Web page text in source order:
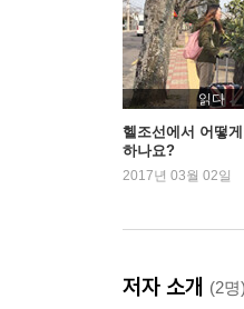
죽음은 차가운
상처 입은 용
쿠사쯔 국제아
화염 속의 천사
하늘로 올라간 용
망각은 인생의 행
미소의 나라
말러의 무덤 2
읽다
헬조선에서 어떻
하나요?
2017년 03월 02일
저자 소개 (2명)